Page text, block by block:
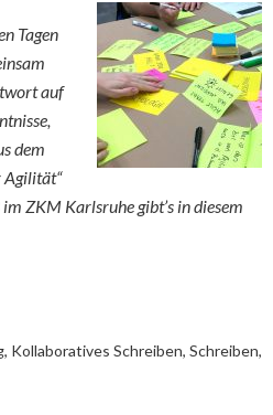
Tagen
auf
dem
Agilität“
ZKM Karlsruhe gibt’s in diesem
, Kollaboratives Schreiben, Schreiben,